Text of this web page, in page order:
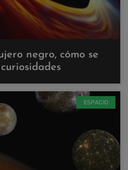
negro, cómo se
ESPACIO